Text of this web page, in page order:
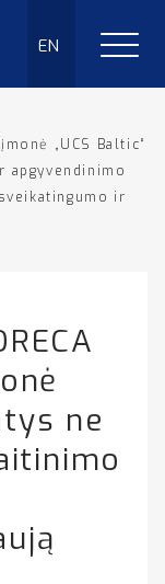
EN
„UCS Baltic“
ir
ne